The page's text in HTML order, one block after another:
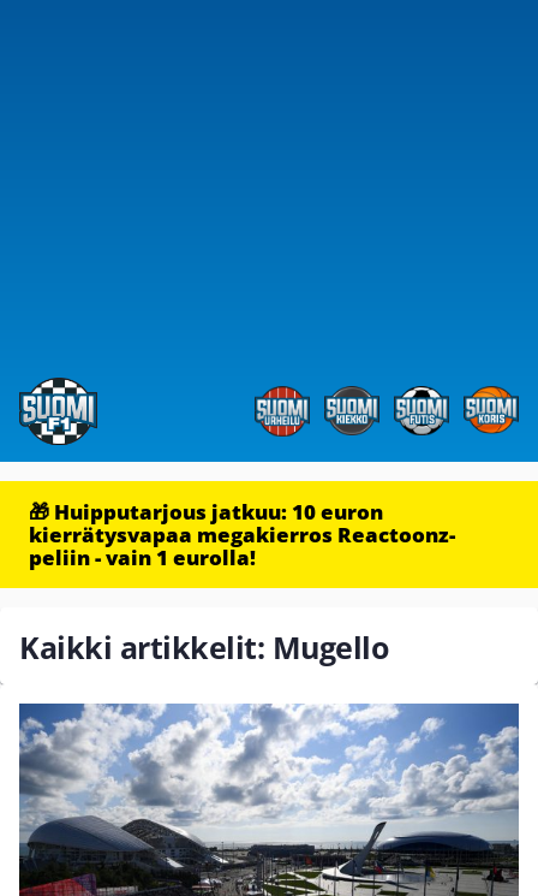
🎁 Huipputarjous jatkuu: 10 euron
kierrätysvapaa megakierros Reactoonz-
peliin - vain 1 eurolla!
Kaikki artikkelit: Mugello